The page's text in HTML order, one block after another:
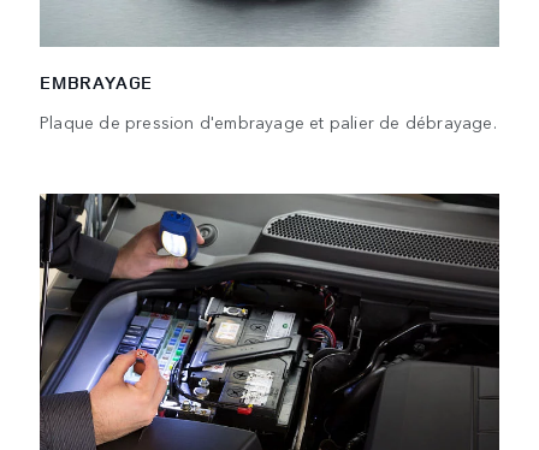
EMBRAYAGE
Plaque de pression d'embrayage et palier de débrayage.